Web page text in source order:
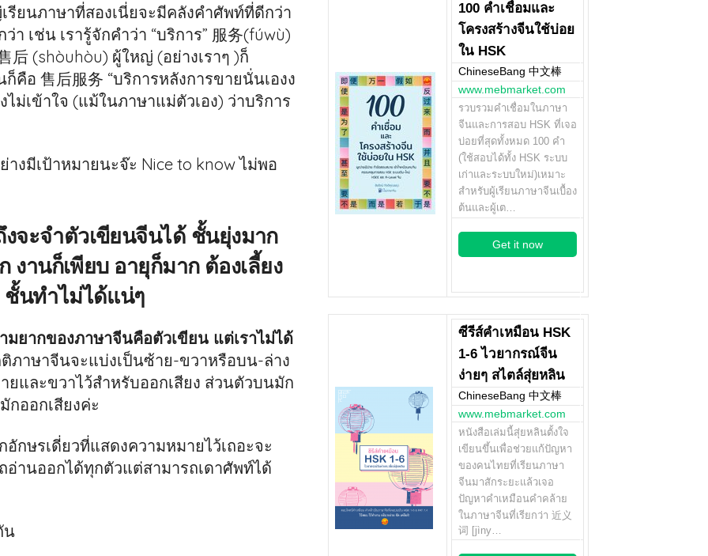
ยนภาษาที่สองเนี่ยจะมีคลังคำศัพท์ที่ดีกว่า
า เช่น เรารู้จักคำว่า “บริการ” 服务(fúwù)
后 (shòuhòu) ผู้ใหญ่ (อย่างเราๆ )ก็
คือ 售后服务 “บริการหลังการขายนั่นเองง
ม่เข้าใจ (แม้ในภาษาแม่ตัวเอง) ว่าบริการ
งมีเป้าหมายนะจ๊ะ Nice to know ไม่พอ
จะจำตัวเขียนจีนได้ ชั้นยุ่งมาก
งานก็เพียบ อายุก็มาก ต้องเลี้ยง
ชั้นทำไม่ได้แน่ๆ
ยากของภาษาจีนคือตัวเขียน แต่เราไม่ได้
ภาษาจีนจะแบ่งเป็นซ้าย-ขวาหรือบน-ล่าง
และขวาไว้สำหรับออกเสียง ส่วนตัวบนมัก
กออกเสียงค่ะ
กษรเดี่ยวที่แสดงความหมายไว้เถอะจะ
านออกได้ทุกตัวแต่สามารถเดาศัพท์ได้
น
100 คำเชื่อมและ
โครงสร้างจีนใช้บ่อย
ใน HSK
ChineseBang 中文棒
www.mebmarket.com
รวบรวมคำเชื่อมในภาษา
จีนและการสอบ HSK ที่เจอ
บ่อยที่สุดทั้งหมด 100 คำ
(ใช้สอบได้ทั้ง HSK ระบบ
เก่าและระบบใหม่)เหมาะ
สำหรับผู้เรียนภาษาจีนเบื้อง
ต้นและผู้เต…
Get it now
ซีรีส์คำเหมือน HSK
1-6 ไวยากรณ์จีน
ง่ายๆ สไตล์สุ่ยหลิน
ChineseBang 中文棒
www.mebmarket.com
หนังสือเล่มนี้สุ่ยหลินตั้งใจ
เขียนขึ้นเพื่อช่วยแก้ปัญหา
ของคนไทยที่เรียนภาษา
จีนมาสักระยะแล้วเจอ
ปัญหาคำเหมือนคำคล้าย
ในภาษาจีนที่เรียกว่า 近义
词 [jìny…